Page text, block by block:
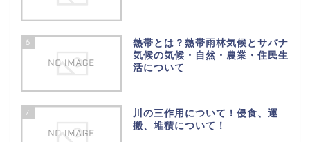
6
熱帯とは？熱帯雨林気候とサバナ
気候の気候・自然・農業・住民生
活について
7
川の三作用について！侵食、運
搬、堆積について！